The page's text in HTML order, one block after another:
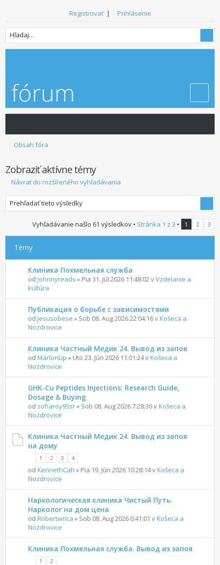
Registrovať| Prihlásenie
Obsah fóra
Zobraziť aktívne témy
Návrat do rozšíreného vyhľadávania
Vyhľadávanie našlo 61 výsledkov • Stránka 1 z 3 • 1 2 3
Témy
Клиника Похмельная служба
odJohnnyreads » Pia 31. Júl 2026 11:48:02 vVzdelanie a
kultúra
Публикация о борьбе с зависимостями
odJesusobese » Sob 08. Aug 2026 22:04:16 vKošeca a
Nozdrovice
Клиника Частный Медик 24. Вывод из запоя
odMarlonLip » Uto 23. Jún 2026 11:01:24 vKošeca a
Nozdrovice
GHK-Cu Peptides Injections: Research Guide,
Dosage & Buying
od sofiaroy95sr» Sob 08. Aug 2026 7:28:36 vKošeca a
Nozdrovice
Клиника Частный Медик 24. Вывод из запоя
на дому
1 2 3 4
odKennethCah » Pia 19. Jún 2026 10:28:14 vKošeca a
Nozdrovice
Наркологическая клиника Чистый Путь.
Нарколог на дом цена
odRobertwrica » Sob 08. Aug 2026 0:41:01 vKošeca a
Nozdrovice
Клиника Похмельная служба. Вывод из запоя
1 2